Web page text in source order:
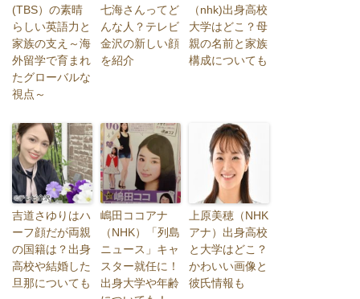
(TBS）の素晴
らしい英語力と
家族の支え～海
外留学で育まれ
たグローバルな
視点～
七海さんってど
んな人？テレビ
金沢の新しい顔
を紹介
（nhk)出身高校
大学はどこ？母
親の名前と家族
構成についても
吉道さゆりはハ
ーフ顔だが両親
の国籍は？出身
高校や結婚した
旦那についても
嶋田ココアナ
（NHK）「列島
ニュース」キャ
スター就任に！
出身大学や年齢
上原美穂（NHK
アナ）出身高校
と大学はどこ？
かわいい画像と
彼氏情報も